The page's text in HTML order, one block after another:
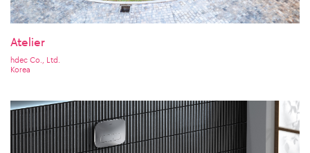
Atelier
hdec Co., Ltd.
Korea